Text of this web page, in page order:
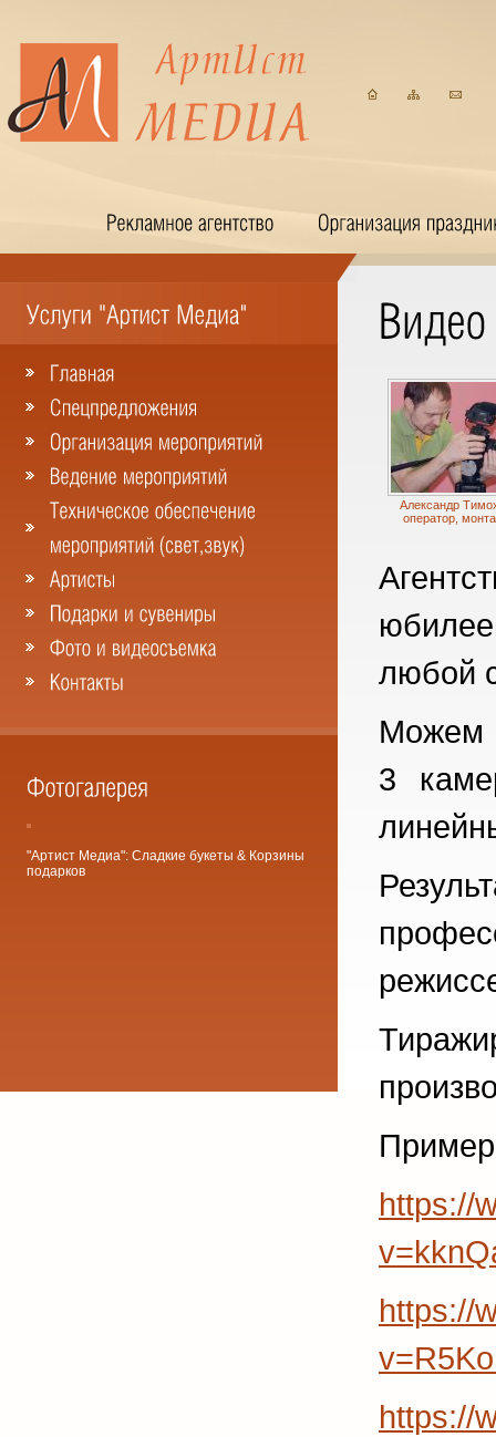
"Артист Медиа": Сладкие букеты & Корзины
подарков
Александр
оператор,
любой
Можем
3
https://
https://
https://